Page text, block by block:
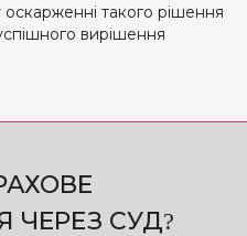
такого рішення
вирішення
ЧЕРЕЗ СУД?